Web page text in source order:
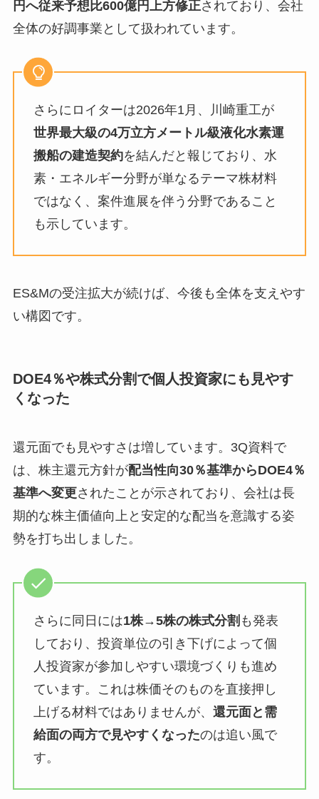
円へ従来予想比600億円上方修正されており、会社
全体の好調事業として扱われています。
さらにロイターは2026年1月、川崎重工が
世界最大級の4万立方メートル級液化水素運
搬船の建造契約を結んだと報じており、水
素・エネルギー分野が単なるテーマ株材料
ではなく、案件進展を伴う分野であること
も示しています。
ES&Mの受注拡大が続けば、今後も全体を支えやす
い構図です。
DOE4％や株式分割で個人投資家にも見やす
くなった
還元面でも見やすさは増しています。3Q資料で
は、株主還元方針が配当性向30％基準からDOE4％
基準へ変更されたことが示されており、会社は長
期的な株主価値向上と安定的な配当を意識する姿
勢を打ち出しました。
さらに同日には1株→5株の株式分割 も発表
しており、投資単位の引き下げによって個
人投資家が参加しやすい環境づくりも進め
ています。これは株価そのものを直接押し
上げる材料ではありませんが、 還元面と需
給面の両方で見やすくなったのは追い風で
す。